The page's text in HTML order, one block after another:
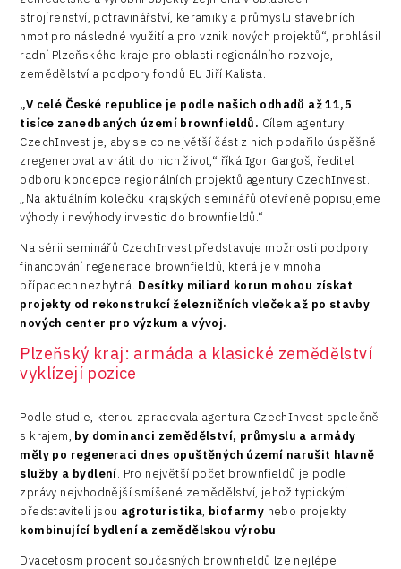
strojírenství, potravinářství, keramiky a průmyslu stavebních
hmot pro následné využití a pro vznik nových projektů“, prohlásil
radní Plzeňského kraje pro oblasti regionálního rozvoje,
zemědělství a podpory fondů EU Jiří Kalista.
„V celé České republice je podle našich odhadů až 11,5
tisíce zanedbaných území brownfieldů. Cílem agentury
CzechInvest je, aby se co největší část z nich podařilo úspěšně
zregenerovat a vrátit do nich život,“ říká Igor Gargoš, ředitel
odboru koncepce regionálních projektů agentury CzechInvest.
„Na aktuálním kolečku krajských seminářů otevřeně popisujeme
výhody i nevýhody investic do brownfieldů.“
Na sérii seminářů CzechInvest představuje možnosti podpory
financování regenerace brownfieldů, která je v mnoha
případech nezbytná. Desítky miliard korun mohou získat
projekty od rekonstrukcí železničních vleček až po stavby
nových center pro výzkum a vývoj.
Plzeňský kraj: armáda a klasické zemědělství
vyklízejí pozice
Podle studie, kterou zpracovala agentura CzechInvest společně
s krajem, by dominanci zemědělství, průmyslu a armády
měly po regeneraci dnes opuštěných území narušit hlavně
služby a bydlení. Pro největší počet brownfieldů je podle
zprávy nejvhodnější smíšené zemědělství, jehož typickými
představiteli jsou agroturistika, biofarmy nebo projekty
kombinující bydlení a zemědělskou výrobu.
Dvacetosm procent současných brownfieldů lze nejlépe